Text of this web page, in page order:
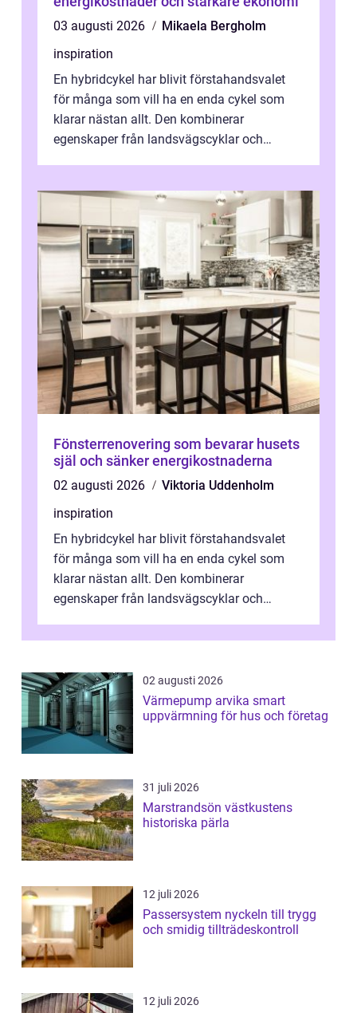
03 augusti 2026
Mikaela Bergholm
inspiration
En hybridcykel har blivit förstahandsvalet
för många som vill ha en enda cykel som
klarar nästan allt. Den kombinerar
egenskaper från landsvägscyklar och
Fönsterrenovering som bevarar husets
själ och sänker energikostnaderna
02 augusti 2026
Viktoria Uddenholm
inspiration
En hybridcykel har blivit förstahandsvalet
för många som vill ha en enda cykel som
klarar nästan allt. Den kombinerar
egenskaper från landsvägscyklar och
02 augusti 2026
Värmepump arvika smart
uppvärmning för hus och företag
31 juli 2026
Marstrandsön västkustens
historiska pärla
12 juli 2026
Passersystem nyckeln till trygg
och smidig tillträdeskontroll
12 juli 2026